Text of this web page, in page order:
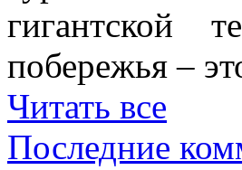
гигантской
побережья –
Читать все
Последние